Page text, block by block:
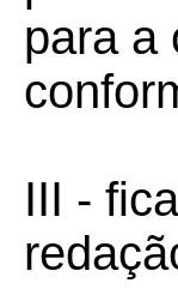
para a
III -